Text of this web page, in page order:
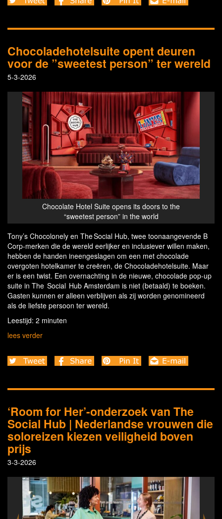
Chocoladehotelsuite opent deuren
voor de ”sweetest person” ter wereld
5-3-2026
Chocolate Hotel Suite opens its doors to the
“sweetest person” in the world
Tony’s Chocolonely en The Social Hub, twee toonaangevende B
Corp-merken die de wereld eerlijker en inclusiever willen maken,
hebben de handen ineengeslagen om een met chocolade
overgoten hotelkamer te creëren, de Chocoladehotelsuite. Maar
er is een twist. Een overnachting in de nieuwe, chocolade pop-up
suite in The Social Hub Amsterdam is niet (betaald) te boeken.
Gasten kunnen er alleen verblijven als zij worden genomineerd
als de liefste persoon ter wereld.
Leestijd: 2 minuten
lees verder
‘Room for Her’-onderzoek van The
Social Hub | Nederlandse vrouwen die
soloreizen kiezen veiligheid boven
prijs
3-3-2026